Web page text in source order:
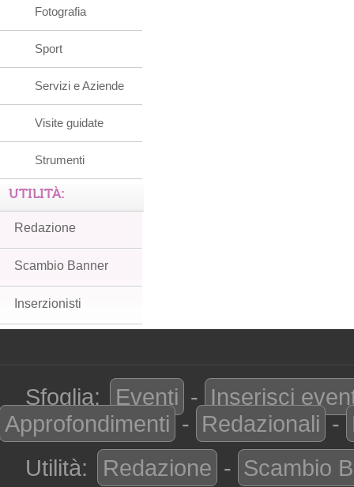
Fotografia
Sport
Servizi e Aziende
Visite guidate
Strumenti
UTILITÀ:
Redazione
Scambio Banner
Inserzionisti
Sfoglia: Eventi - Inserisci
Approfondimenti - Redazionali -
Utilità:
Redazione - Scambio